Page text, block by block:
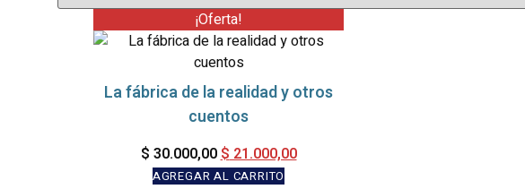
¡Oferta!
La fábrica de la realidad y otros
cuentos
$ 30.000,00 $21.000,00
AGREGAR AL CARRITO